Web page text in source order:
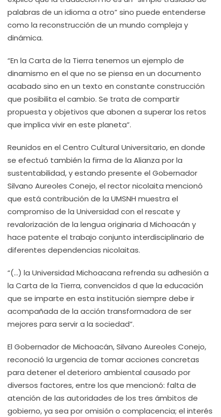
palabras de un idioma a otro” sino puede entenderse
como la reconstrucción de un mundo compleja y
dinámica.
“En la Carta de la Tierra tenemos un ejemplo de
dinamismo en el que no se piensa en un documento
acabado sino en un texto en constante construcción
que posibilita el cambio. Se trata de compartir
propuesta y objetivos que abonen a superar los retos
que implica vivir en este planeta”.
Reunidos en el Centro Cultural Universitario, en donde
se efectuó también la firma de la Alianza por la
sustentabilidad, y estando presente el Gobernador
Silvano Aureoles Conejo, el rector nicolaita mencionó
que está contribución de la UMSNH muestra el
compromiso de la Universidad con el rescate y
revalorización de la lengua originaria d Michoacán y
hace patente el trabajo conjunto interdisciplinario de
diferentes dependencias nicolaitas.
“(…) la Universidad Michoacana refrenda su adhesión a
la Carta de la Tierra, convencidos d que la educación
que se imparte en esta institución siempre debe ir
acompañada de la acción transformadora de ser
mejores para servir a la sociedad”.
El Gobernador de Michoacán, Silvano Aureoles Conejo,
reconoció la urgencia de tomar acciones concretas
para detener el deterioro ambiental causado por
diversos factores, entre los que mencionó: falta de
atención de las autoridades de los tres ámbitos de
gobierno, ya sea por omisión o complacencia; el interés